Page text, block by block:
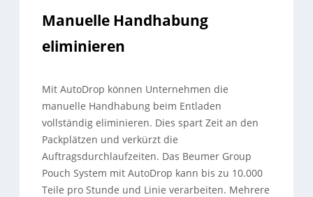
Manuelle Handhabung
eliminieren
Mit AutoDrop können Unternehmen die
manuelle Handhabung beim Entladen
vollständig eliminieren. Dies spart Zeit an den
Packplätzen und verkürzt die
Auftragsdurchlaufzeiten. Das Beumer Group
Pouch System mit AutoDrop kann bis zu 10.000
Teile pro Stunde und Linie verarbeiten. Mehrere